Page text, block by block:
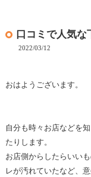
口コミで人気な
2022/03/12
おはようございます。
自分も時々お店などを
たりします。
お店側からしたらいい
レが汚れていたなど、